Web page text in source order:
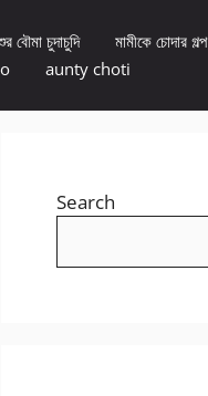
বৌমা চুদাচুদি
মামীকে চোদার গল্প
aunty choti
Search